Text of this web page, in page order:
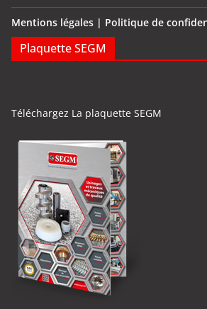
Mentions légales | Politique de
Plaquette SEGM
Téléchargez La plaquette SEGM